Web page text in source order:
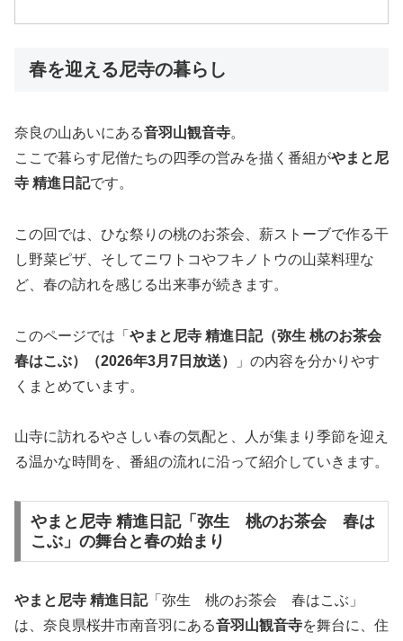
春を迎える尼寺の暮らし
奈良の山あいにある音羽山観音寺。
ここで暮らす尼僧たちの四季の営みを描く番組がやまと尼
寺 精進日記です。
この回では、ひな祭りの桃のお茶会、薪ストーブで作る干
し野菜ピザ、そしてニワトコやフキノトウの山菜料理な
ど、春の訪れを感じる出来事が続きます。
このページでは「 やまと尼寺 精進日記（弥生 桃のお茶会
春はこぶ）（2026年3月7日放送）
」の内容を分かりやす
くまとめています。
山寺に訪れるやさしい春の気配と、人が集まり季節を迎え
る温かな時間を、番組の流れに沿って紹介していきます。
やまと尼寺 精進日記「弥生 桃のお茶会 春は
こぶ」の舞台と春の始まり
やまと尼寺 精進日記「弥生 桃のお茶会 春はこぶ」
は、奈良県桜井市南音羽にある音羽山観音寺を舞台に、住